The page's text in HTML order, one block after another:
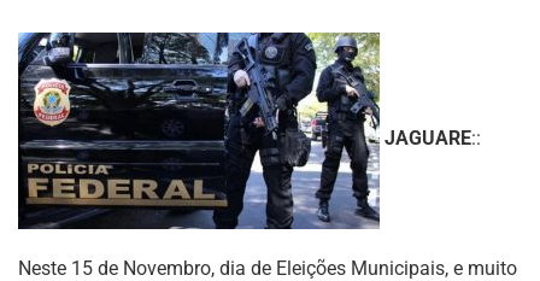
JAGUARE::
Neste 15 de Novembro, dia de Eleições Municipais, e muito